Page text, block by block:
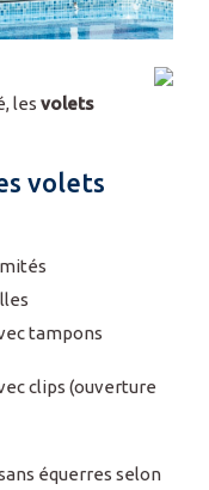
les volets
volets
tampons
clips (ouverture
équerres selon